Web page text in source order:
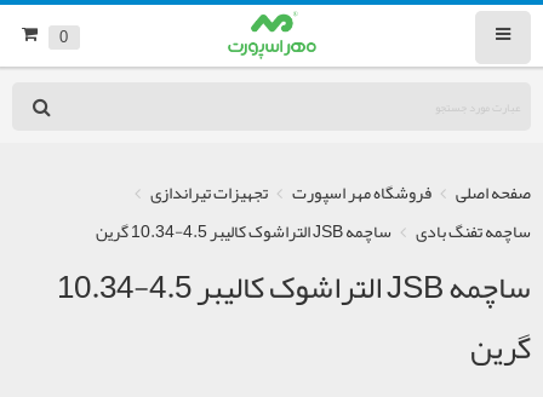
0
صفحه اصلی فروشگاه مهر اسپورت
تجهیزات تیراندازی
ساچمه تفنگ بادی
ساچمه JSB التراشوک کالیبر 4.5-10.34 گرین
ساچمه JSB التراشوک کالیبر 4.5-10.34
گرین